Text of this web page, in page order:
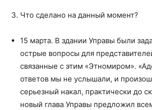
Что сделано на данный момент?
15 марта. В здании Управы были
острые вопросы для
связанные с этим «Этномиром».
ответов мы не услышали, и
серьезный накал, практически до
новый глава Управы предложил